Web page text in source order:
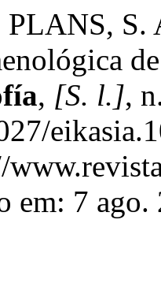
S.
, [S. l.],
em: 7 ago.